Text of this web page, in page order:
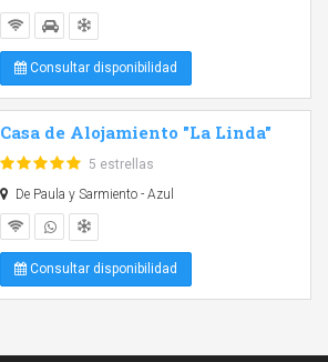
Consultar disponibilidad
Casa de Alojamiento "La Linda"
5 estrellas
De Paula y Sarmiento - Azul
Consultar disponibilidad